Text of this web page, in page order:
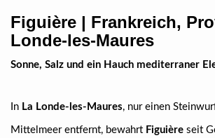
Figuière | Frankreich,
Londe-les-Maures
Sonne, Salz und ein Hauch mediterraner
In La Londe-les-Maures, nur einen
Mittelmeer entfernt, bewahrt Figuière seit